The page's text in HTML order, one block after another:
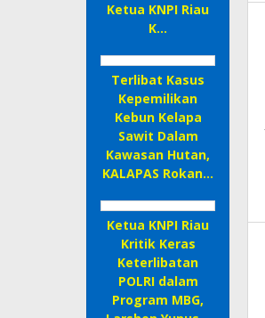
Ketua KNPI Riau
K…
Terlibat Kasus
Kepemilikan
Kebun Kelapa
Sawit Dalam
Kawasan Hutan,
KALAPAS Rokan…
Ketua KNPI Riau
Kritik Keras
Keterlibatan
POLRI dalam
Program MBG,